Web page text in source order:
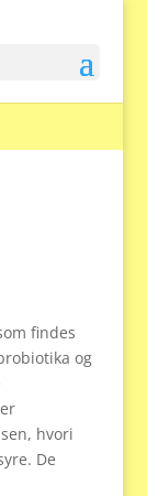
findes
og
hvori
De